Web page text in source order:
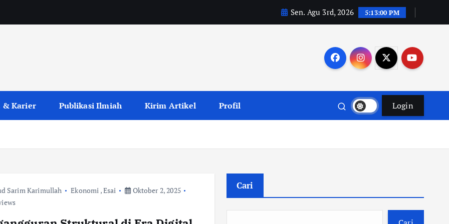
Sen. Agu 3rd, 2026 5:13:01 PM
& Karier Publikasi Ilmiah Kirim Artikel Profil Login
Sarim Karimullah Ekonomi ,Esai
Oktober 2, 2025
Cari